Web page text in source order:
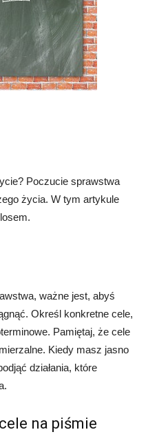
Poczucie sprawstwa
życia. W tym artykule
ważne jest, abyś
Określ konkretne cele,
Pamiętaj, że cele
Kiedy masz jasno
działania, które
na piśmie